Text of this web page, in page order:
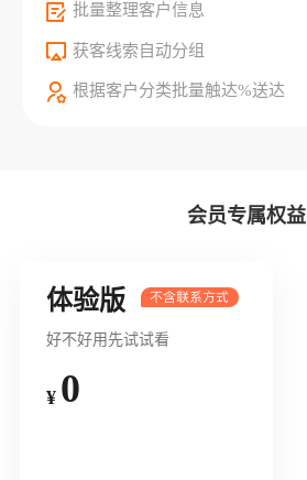
批量整理客户信息
获客线索自动分组
根据客户分类批量触达%送达
会员专属权益
体验版
好不好用先试试看
¥ 0